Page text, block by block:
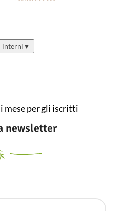
interni ▼
mese per gli iscritti
newsletter